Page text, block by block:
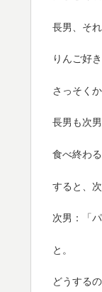
長男、そ
りんご好
さっそく
長男も次
食べ終わ
すると、
次男：「
と。
どうする